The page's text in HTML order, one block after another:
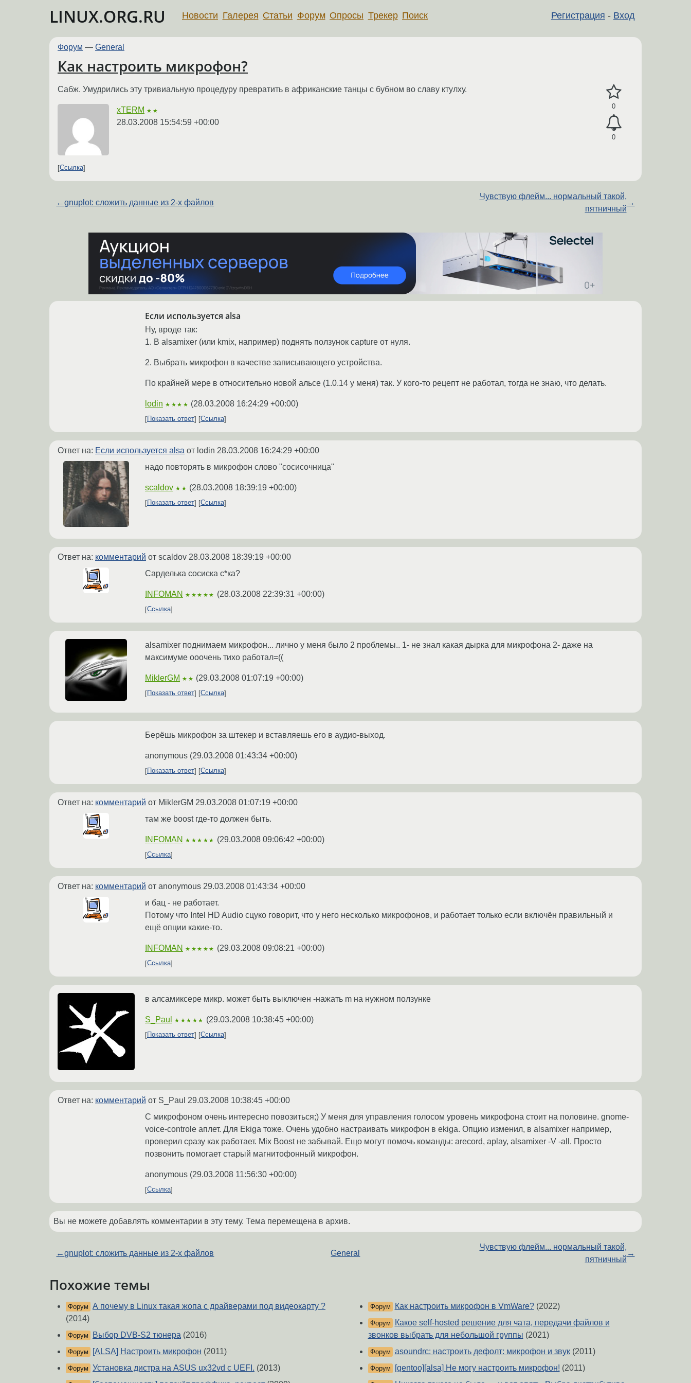
LINUX.ORG.RU Регистрация - Вход
Новости Галерея Статьи Форум Опросы Трекер Поиск
Форум — General
Как настроить микрофон?
0
0
Сабж. Умудрились эту тривиальную процедуру превратить в африканские танцы с бубном во славу ктулху.
xTERM ★★
28.03.2008 15:54:59 +00:00
Ссылка
←gnuplot: сложить данные из 2-х файлов
Чувствую флейм... нормальный такой,
пятничный
→
Если используется alsa
Ну, вроде так:
1. В alsamixer (или kmix, например) поднять ползунок capture от нуля.
2. Выбрать микрофон в качестве записывающего устройства.
По крайней мере в относительно новой альсе (1.0.14 у меня) так. У кого-то рецепт не работал, тогда не знаю, что делать.
lodin ★★★★ (28.03.2008 16:24:29 +00:00)
Показать ответ Ссылка
Ответ на: Если используется alsa от lodin 28.03.2008 16:24:29 +00:00
надо повторять в микрофон слово "сосисочница"
scaldov ★★ (28.03.2008 18:39:19 +00:00)
Показать ответ Ссылка
Ответ на: комментарий от scaldov 28.03.2008 18:39:19 +00:00
Сарделька сосиска с*ка?
INFOMAN ★★★★★ (28.03.2008 22:39:31 +00:00)
Ссылка
alsamixer поднимаем микрофон... лично у меня было 2 проблемы.. 1- не знал какая дырка для микрофона 2- даже на
максимуме ооочень тихо работал=((
MiklerGM ★★ (29.03.2008 01:07:19 +00:00)
Показать ответ Ссылка
Берёшь микрофон за штекер и вставляешь его в аудио-выход.
anonymous (29.03.2008 01:43:34 +00:00)
Показать ответ Ссылка
Ответ на: комментарий от MiklerGM 29.03.2008 01:07:19 +00:00
там же boost где-то должен быть.
INFOMAN ★★★★★ (29.03.2008 09:06:42 +00:00)
Ссылка
Ответ на: комментарий от anonymous 29.03.2008 01:43:34 +00:00
и бац - не работает.
Потому что Intel HD Audio сцуко говорит, что у него несколько микрофонов, и работает только если включён правильный и
ещё опции какие-то.
INFOMAN ★★★★★ (29.03.2008 09:08:21 +00:00)
Ссылка
в алсамиксере микр. может быть выключен -нажать m на нужном ползунке
S_Paul ★★★★★ (29.03.2008 10:38:45 +00:00)
Показать ответ Ссылка
Ответ на: комментарий от S_Paul 29.03.2008 10:38:45 +00:00
С микрофоном очень интересно повозиться;) У меня для управления голосом уровень микрофона стоит на половине. gnome-
voice-controle аплет. Для Ekiga тоже. Очень удобно настраивать микрофон в ekiga. Опцию изменил, в alsamixer например,
проверил сразу как работает. Mix Boost не забывай. Ещо могут помочь команды: arecord, aplay, alsamixer -V -all. Просто
позвонить помогает старый магнитофонный микрофон.
anonymous (29.03.2008 11:56:30 +00:00)
Ссылка
Вы не можете добавлять комментарии в эту тему. Тема перемещена в архив.
←gnuplot: сложить данные из 2-х файлов General
Чувствую флейм... нормальный такой,
пятничный
→
Похожие темы
Форум А почему в Linux такая жопа с драйверами под видеокарту ?
(2014)
Форум Выбор DVB-S2 тюнера (2016)
Форум [ALSA] Настроить микрофон (2011)
Форум Установка дистра на ASUS ux32vd c UEFI. (2013)
Форум Как настроить микрофон в VmWare?(2022)
Форум
Какое self-hosted решение для чата, передачи файлов и
звонков выбрать для небольшой группы (2021)
Форум asoundrc: настроить дефолт: микрофон и звук(2011)
Форум [gentoo][alsa] Не могу настроить микрофон! (2011)